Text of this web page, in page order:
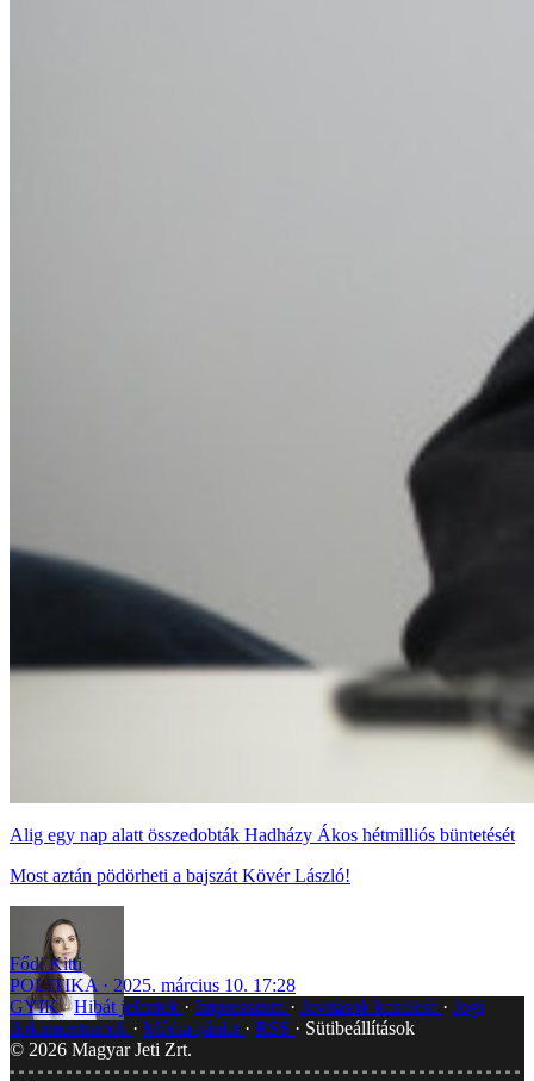
Alig egy nap alatt összedobták Hadházy Ákos hétmilliós büntetését
Most aztán pödörheti a bajszát Kövér László!
Fődi Kitti
POLITIKA
2025. március 10. 17:28
GYIK Hibát jelentek Impresszum Javítások kezelése
Jogi
dokumentumok
Médiaajánlat RSS
Sütibeállítások
© 2026 Magyar Jeti Zrt.